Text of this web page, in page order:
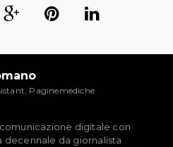
Paginemediche
digitale con
decennale da giornalista